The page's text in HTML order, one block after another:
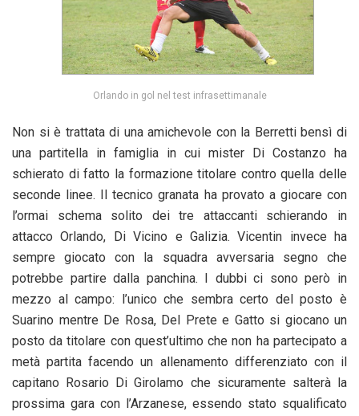
Orlando in gol nel test infrasettimanale
Non si è trattata di una amichevole con la Berretti bensì di
una partitella in famiglia in cui mister Di Costanzo ha
schierato di fatto la formazione titolare contro quella delle
seconde linee. Il tecnico granata ha provato a giocare con
l’ormai schema solito dei tre attaccanti schierando in
attacco Orlando, Di Vicino e Galizia. Vicentin invece ha
sempre giocato con la squadra avversaria segno che
potrebbe partire dalla panchina. I dubbi ci sono però in
mezzo al campo: l’unico che sembra certo del posto è
Suarino mentre De Rosa, Del Prete e Gatto si giocano un
posto da titolare con quest’ultimo che non ha partecipato a
metà partita facendo un allenamento differenziato con il
capitano Rosario Di Girolamo che sicuramente salterà la
prossima gara con l’Arzanese, essendo stato squalificato